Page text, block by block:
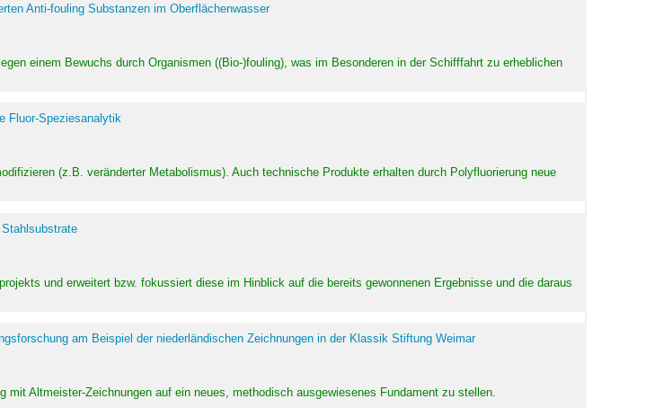
Anti-fouling Substanzen im Oberflächenwasser
einem Bewuchs durch Organismen ((Bio-)fouling), was im Besonderen in der Schifffahrt zu erheblichen
Fluor-Speziesanalytik
(z.B. veränderter Metabolismus). Auch technische Produkte erhalten durch Polyfluorierung neue
und erweitert bzw. fokussiert diese im Hinblick auf die bereits gewonnenen Ergebnisse und die daraus
am Beispiel der niederländischen Zeichnungen in der Klassik Stiftung Weimar
Altmeister-Zeichnungen auf ein neues, methodisch ausgewiesenes Fundament zu stellen.